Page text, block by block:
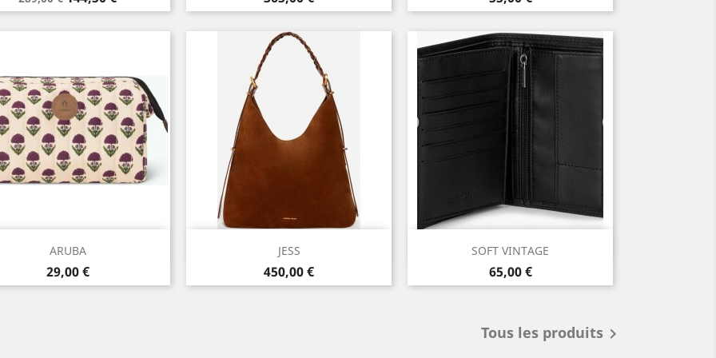
de
base
ARUBA
Prix
29,00 €
Aperçu rapide JESS
Prix
450,00 €
Aperçu rapide SOFT VINTAGE
Prix
65,00 €
Aperçu rapide
Tous les produits 